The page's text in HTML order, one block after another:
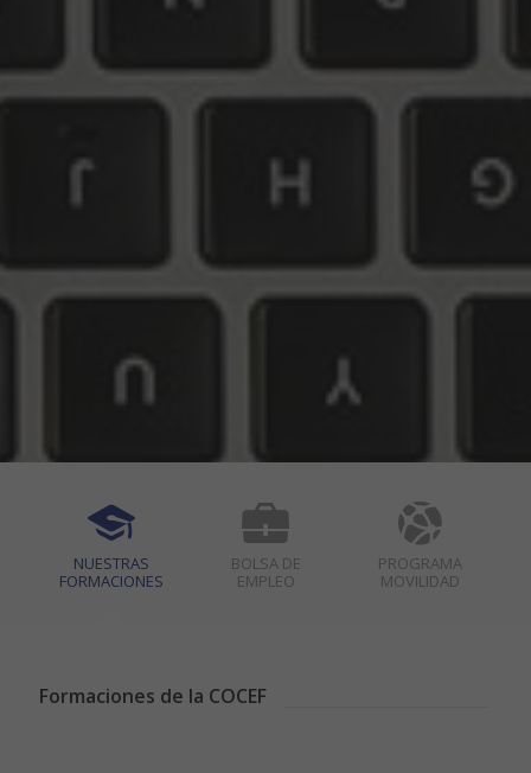
NUESTRAS
FORMACIONES
BOLSA DE
EMPLEO
PROGRAMA
MOVILIDAD
Formaciones de la COCEF